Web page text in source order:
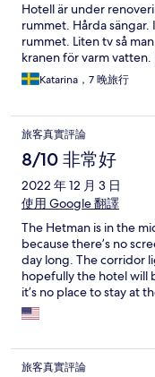
Hotell är under
rummet. Hårda
rummet. Liten tv så
kranen för varm
Katarina，7 晚旅行
旅客真實評論
8/10 非常好
2022 年 12 月 3 日
使用 Google 翻譯
The Hetman is in the
because there’s no
day long. The corridor
hopefully the hotel will
it’s no place to stay at
旅客真實評論